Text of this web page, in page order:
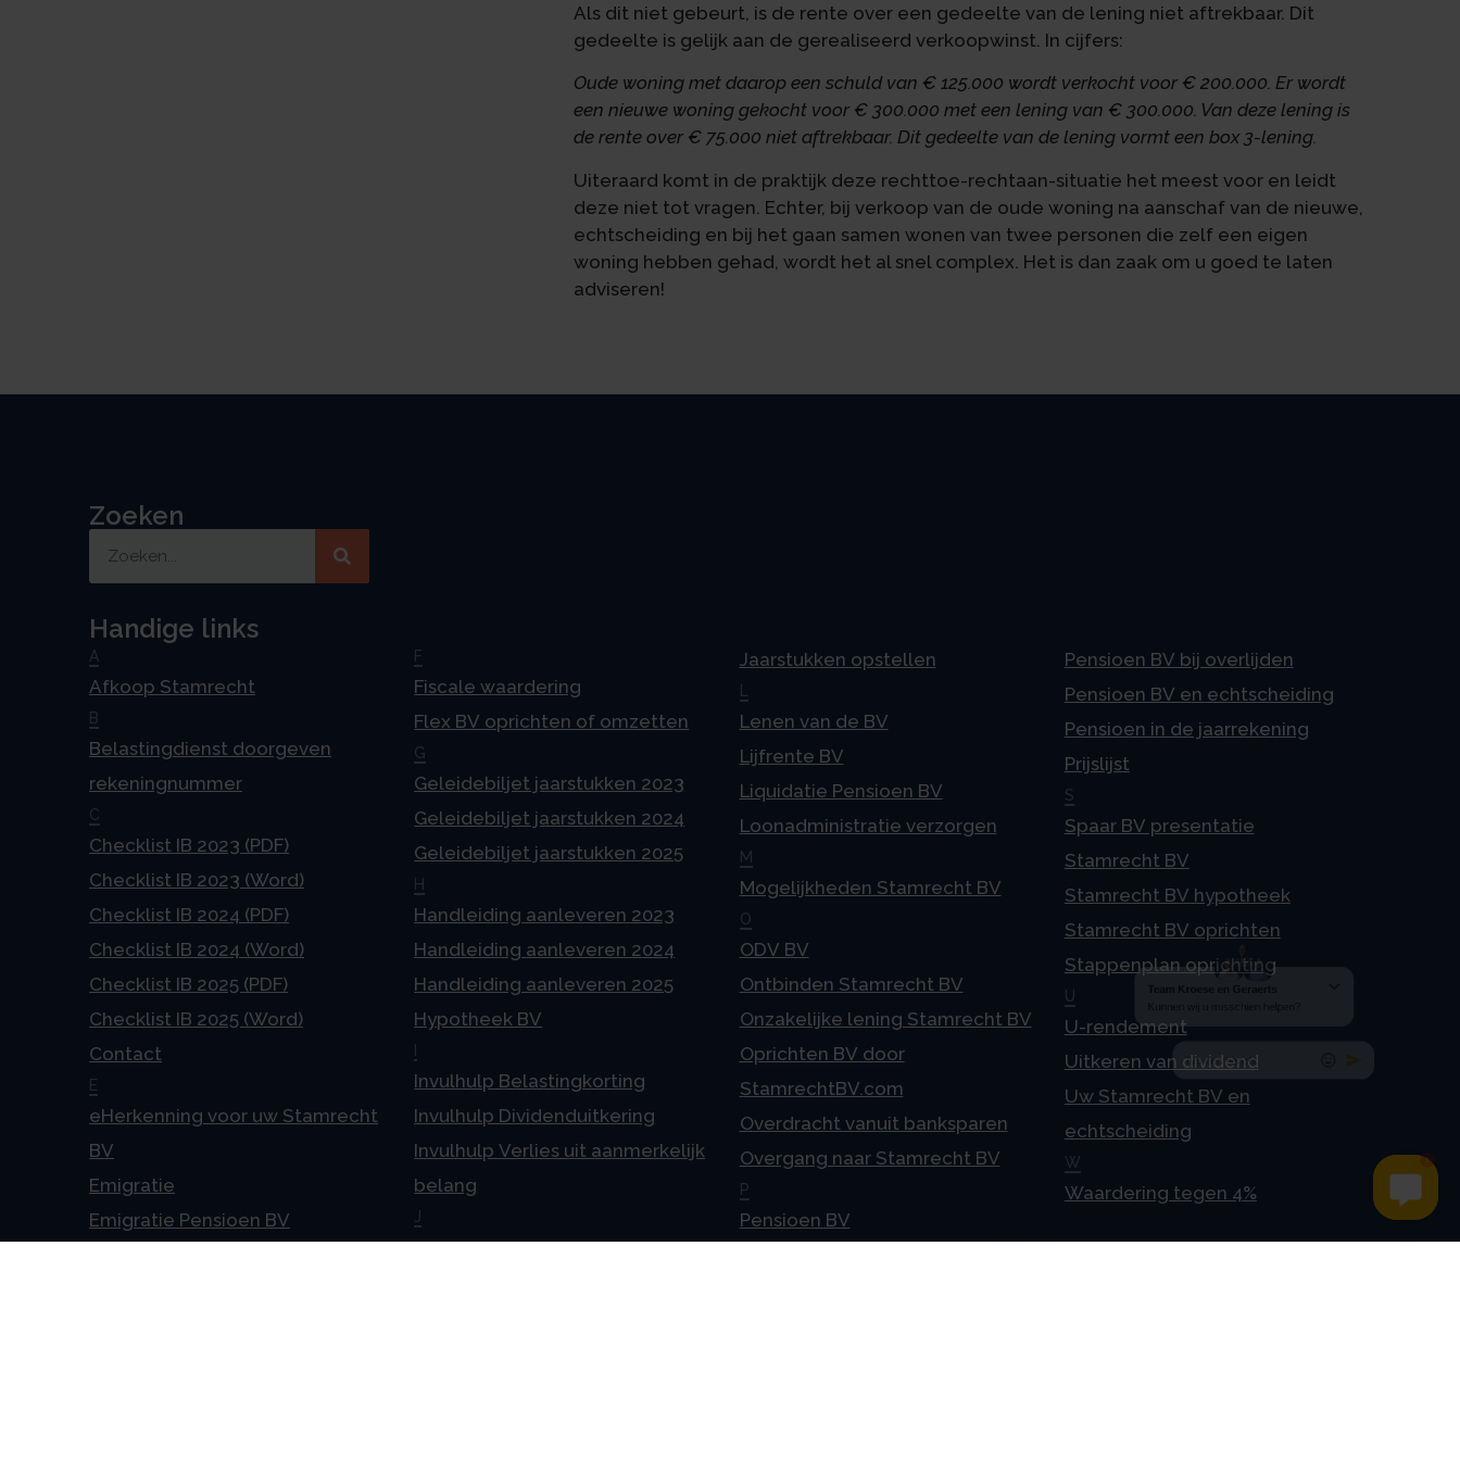
Als dit niet gebeurt, is de rente over een gedeelte van de lening niet aftrekbaar. Dit
gedeelte is gelijk aan de gerealiseerd verkoopwinst. In cijfers:
Oude woning met daarop een schuld van € 125.000 wordt verkocht voor € 200.000. Er wordt
een nieuwe woning gekocht voor € 300.000 met een lening van € 300.000. Van deze lening is
de rente over € 75.000 niet aftrekbaar. Dit gedeelte van de lening vormt een box 3-lening.
Uiteraard komt in de praktijk deze rechttoe-rechtaan-situatie het meest voor en leidt
deze niet tot vragen. Echter, bij verkoop van de oude woning na aanschaf van de nieuwe,
echtscheiding en bij het gaan samen wonen van twee personen die zelf een eigen
woning hebben gehad, wordt het al snel complex. Het is dan zaak om u goed te laten
adviseren!
Zoeken
Handige links
A
Afkoop Stamrecht
B
Belastingdienst doorgeven
rekeningnummer
C
Checklist IB 2023 (PDF)
Checklist IB 2023 (Word)
Checklist IB 2024 (PDF)
Checklist IB 2024 (Word)
Checklist IB 2025 (PDF)
Checklist IB 2025 (Word)
Contact
E
eHerkenning voor uw Stamrecht
BV
Emigratie
Emigratie Pensioen BV
F
Fiscale waardering
Flex BV oprichten of omzetten
G
Geleidebiljet jaarstukken 2023
Geleidebiljet jaarstukken 2024
Geleidebiljet jaarstukken 2025
H
Handleiding aanleveren 2023
Handleiding aanleveren 2024
Handleiding aanleveren 2025
Hypotheek BV
Invulhulp Belastingkorting
Invulhulp Dividenduitkering
Invulhulp Verlies uit aanmerkelijk
belang
J
Jaarstukken opstellen
L
Lenen van de BV
Lijfrente BV
Liquidatie Pensioen BV
Loonadministratie verzorgen
M
Mogelijkheden Stamrecht BV
O
ODV BV
Ontbinden Stamrecht BV
Onzakelijke lening Stamrecht BV
Oprichten BV door
StamrechtBV.com
Overdracht vanuit banksparen
Overgang naar Stamrecht BV
P
Pensioen BV
Pensioen BV bij overlijden
Pensioen BV en echtscheiding
Pensioen in de jaarrekening
Prijslijst
S
Spaar BV presentatie
Stamrecht BV
Stamrecht BV hypotheek
Stamrecht BV oprichten
Stappenplan oprichting
U
U-rendement
Uitkeren van dividend
Uw Stamrecht BV en
echtscheiding
W
Waardering tegen 4%